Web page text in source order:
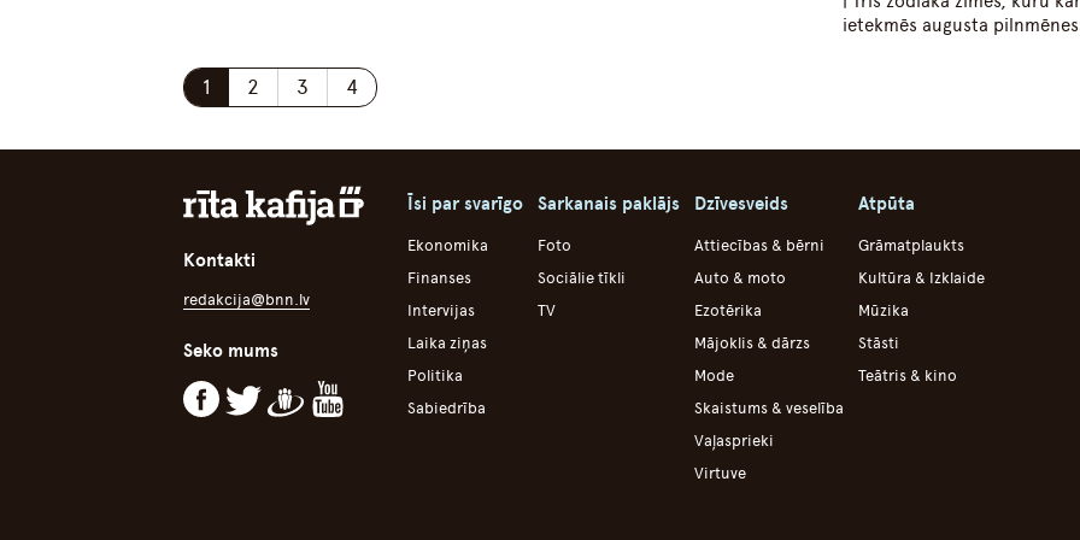
ietekmēs augusta
1 2 3 4
Kontakti
redakcija@bnn.lv
Seko mums
Īsi par svarīgo
Ekonomika
Finanses
Intervijas
Laika ziņas
Politika
Sabiedrība
Sarkanais paklājs
Foto
Sociālie tīkli
TV
Dzīvesveids
Attiecības & bērni
Auto & moto
Ezotērika
Mājoklis & dārzs
Mode
Skaistums & veselība
Vaļasprieki
Virtuve
Atpūta
Grāmatplaukts
Kultūra & Izklaide
Mūzika
Stāsti
Teātris & kino